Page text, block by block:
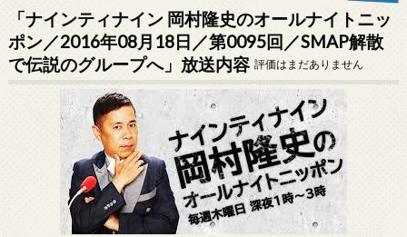
「ナインティナイン 岡村隆史のオールナイトニッ
ポン／2016年08月18日／第0095回／SMAP解散
で伝説のグループへ」放送内容 評価はまだありません